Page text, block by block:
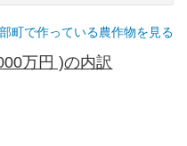
町で作っている農作物を見る
万円 )の内訳